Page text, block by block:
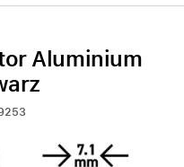
Aluminium